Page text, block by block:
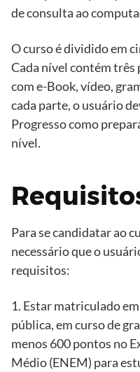
de consulta ao
O curso é dividido em
Cada nível contém
com e-Book, vídeo,
cada parte, o usuário
Progresso como
nível.
Para se candidatar ao
necessário que o
requisitos:
1. Estar matriculado
pública, em curso de
menos 600 pontos no
Médio (ENEM) para